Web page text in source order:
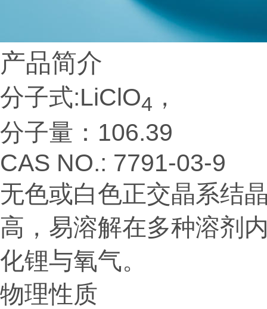
产品简介
分子式:LiClO4 ，
分子量：106.39
CAS NO.: 7791-03-9
无色或白色正交晶系结
高，易溶解在多种溶剂
化锂与氧气。
物理性质